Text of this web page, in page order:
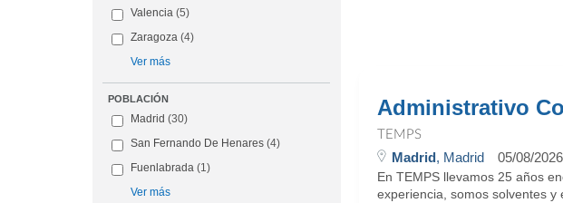
Valencia (5)
Zaragoza (4)
Ver más
POBLACIÓN
Madrid (30)
San Fernando De Henares (4)
Fuenlabrada (1)
Ver más
Administrativo
TEMPS
Madrid, Madrid 05/08/2026
En TEMPS llevamos 25 años
experiencia, somos solventes